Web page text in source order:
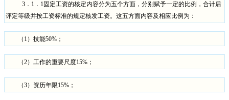
3 ． 1 ． 1固定工资的核定内容分为五个方面，分别赋予一定的比例，合计后
评定等级并按工资标准的规定核发工资。这五方面内容及相应比例为：
（ 1）技能50% ；
（2）工作的重要尺度15% ；
（3）资历年限15% ；